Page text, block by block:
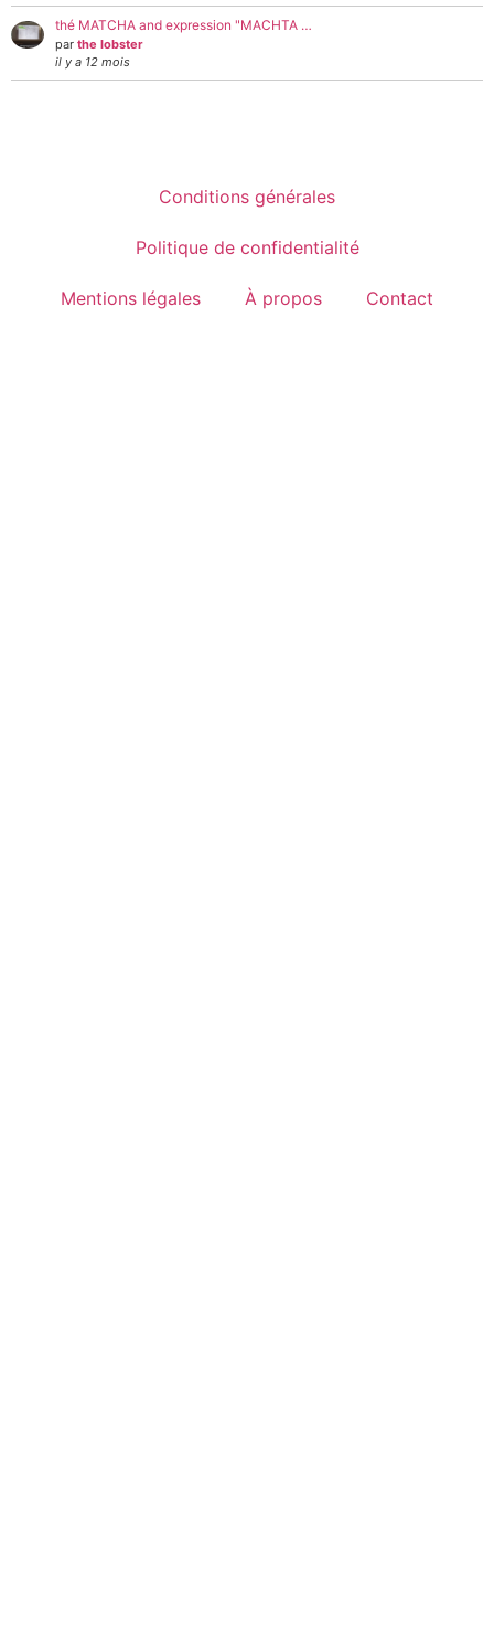
thé MATCHA and expression "MACHTA …
par the lobster
il y a 12 mois
Conditions générales
Politique de confidentialité
Mentions légales À propos Contact